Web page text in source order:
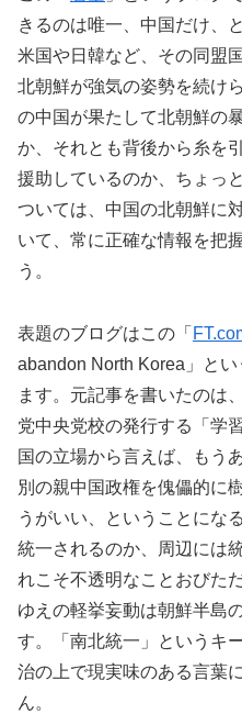
きるのは唯一、中国だけ、
米国や日韓など、その同盟
北朝鮮が強気の姿勢を続け
の中国が果たして北朝鮮の
か、それとも背後から糸を
援助しているのか、ちょっ
ついては、中国の北朝鮮に
いて、常に正確な情報を把
う。
表題のブログはこの「
abandon North Korea」と
ます。元記事を書いたのは
党中央党校の発行する「学
国の立場から言えば、もう
別の親中国政権を傀儡的に
うがいい、ということにな
統一されるのか、周辺には
れこそ不透明なことおびた
ゆえの軽挙妄動は朝鮮半島
す。「南北統一」というキ
治の上で現実味のある言葉
ん。